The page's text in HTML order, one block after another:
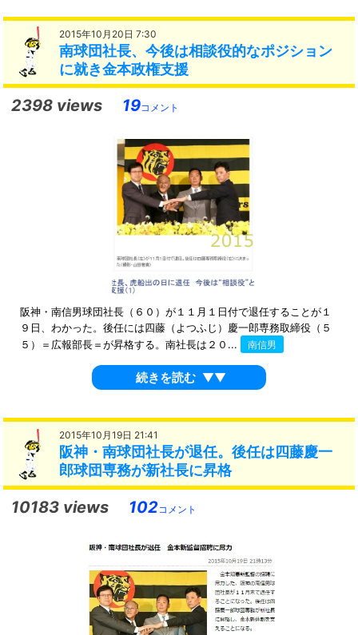
2015年10月20日 7:30
南球団社長、今後は相談役的なポジション
に就き金本政権支援
2398 views 19コメント
阪神・南信男球団社長（６０）が１１月１日付で退任することが１
９日、わかった。後任には四藤（よつふじ）慶一郎専務取締役（５
５）＝広報部長＝が昇格する。南社長は２０...
南信男
続きを読む ▼▼
2015年10月19日 21:41
阪神・南球団社長が退任。後任は四藤慶一
郎球団専務が新社長に昇格
10183 views 102コメント